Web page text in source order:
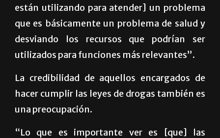
están utilizando para atender] un problema
que es básicamente un problema de salud y
desviando los recursos que podrían ser
utilizados para funciones más relevantes”.
La credibilidad de aquellos encargados de
hacer cumplir las leyes de drogas también es
una preocupación.
“Lo que es importante ver es [que] las